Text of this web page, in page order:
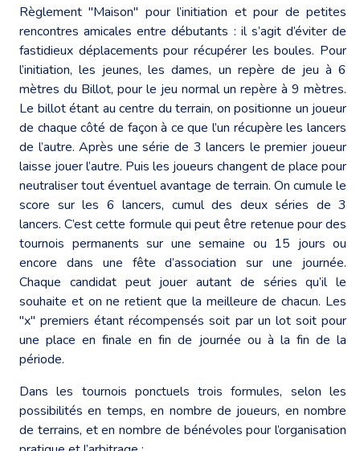
Règlement "Maison" pour l’initiation et pour de petites
rencontres amicales entre débutants : il s’agit d’éviter de
fastidieux déplacements pour récupérer les boules. Pour
l’initiation, les jeunes, les dames, un repère de jeu à 6
mètres du Billot, pour le jeu normal un repère à 9 mètres.
Le billot étant au centre du terrain, on positionne un joueur
de chaque côté de façon à ce que l’un récupère les lancers
de l’autre. Après une série de 3 lancers le premier joueur
laisse jouer l’autre. Puis les joueurs changent de place pour
neutraliser tout éventuel avantage de terrain. On cumule le
score sur les 6 lancers, cumul des deux séries de 3
lancers. C’est cette formule qui peut être retenue pour des
tournois permanents sur une semaine ou 15 jours ou
encore dans une fête d’association sur une journée.
Chaque candidat peut jouer autant de séries qu’il le
souhaite et on ne retient que la meilleure de chacun. Les
"x" premiers étant récompensés soit par un lot soit pour
une place en finale en fin de journée ou à la fin de la
période.
Dans les tournois ponctuels trois formules, selon les
possibilités en temps, en nombre de joueurs, en nombre
de terrains, et en nombre de bénévoles pour l’organisation